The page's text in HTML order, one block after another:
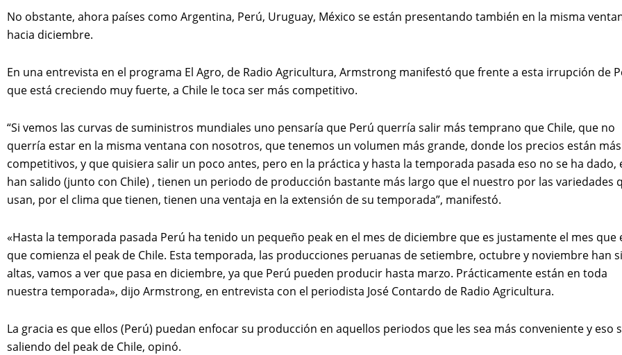
No obstante, ahora países como Argentina, Perú, Uruguay, México se están presentando también en la misma
hacia diciembre.
En una entrevista en el programa El Agro, de Radio Agricultura, Armstrong manifestó que frente a esta irrupción de
que está creciendo muy fuerte, a Chile le toca ser más competitivo.
“Si vemos las curvas de suministros mundiales uno pensaría que Perú querría salir más temprano que Chile, que no
querría estar en la misma ventana con nosotros, que tenemos un volumen más grande, donde los precios están más
competitivos, y que quisiera salir un poco antes, pero en la práctica y hasta la temporada pasada eso no se ha dado,
han salido (junto con Chile) , tienen un periodo de producción bastante más largo que el nuestro por las variedades
usan, por el clima que tienen, tienen una ventaja en la extensión de su temporada”, manifestó.
«Hasta la temporada pasada Perú ha tenido un pequeño peak en el mes de diciembre que es justamente el mes que
que comienza el peak de Chile. Esta temporada, las producciones peruanas de setiembre, octubre y noviembre han
altas, vamos a ver que pasa en diciembre, ya que Perú pueden producir hasta marzo. Prácticamente están en toda
nuestra temporada», dijo Armstrong, en entrevista con el periodista José Contardo de Radio Agricultura.
La gracia es que ellos (Perú) puedan enfocar su producción en aquellos periodos que les sea más conveniente y eso
saliendo del peak de Chile, opinó.